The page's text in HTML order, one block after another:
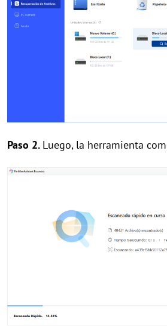
Paso 2. Luego, la herramienta